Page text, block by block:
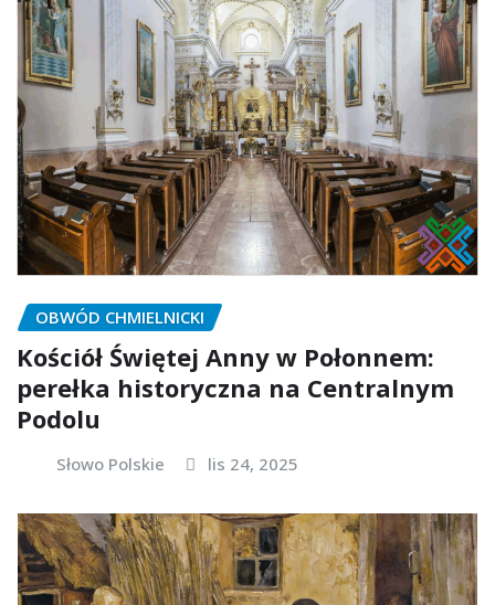
OBWÓD CHMIELNICKI
Kościół Świętej Anny w Połonnem:
perełka historyczna na Centralnym
Podolu
Słowo Polskie lis 24, 2025